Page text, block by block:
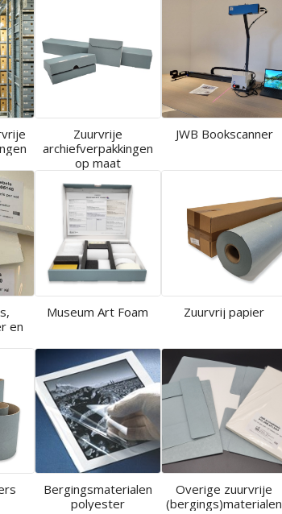
Zuurvrije
archiefverpakkingen
op maat
JWB Bookscanner
en
Museum Art Foam Zuurvrij papier
Bergingsmaterialen
polyester
Overige zuurvrije
(bergings)materialen